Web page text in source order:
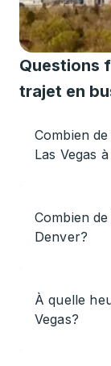
Questions
trajet en
Combien
Las Vegas
Combien
Denver?
À quelle
Vegas?